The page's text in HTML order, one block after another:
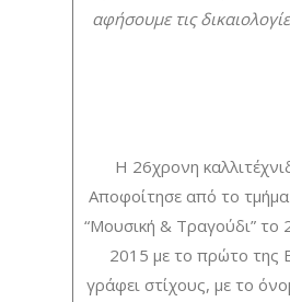
αφήσουμε τις
Η 26χρονη
Αποφοίτησε από το
“Μουσική & Τραγούδι” το
2015 με το πρώτο της
γράφει στίχους, με το